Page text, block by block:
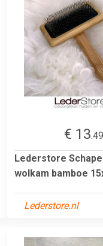
€ 13.49
Lederstore
wolkam bamboe
Lederstore.nl